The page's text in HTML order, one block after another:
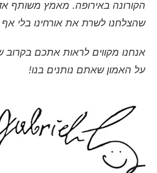
הקורונה באירופה. מאמץ משותף
שהצלחנו לשרת את אורחינו בלי אף
אנחנו מקווים לראות אתכם בקרוב
על האמון שאתם נותנים בנו!